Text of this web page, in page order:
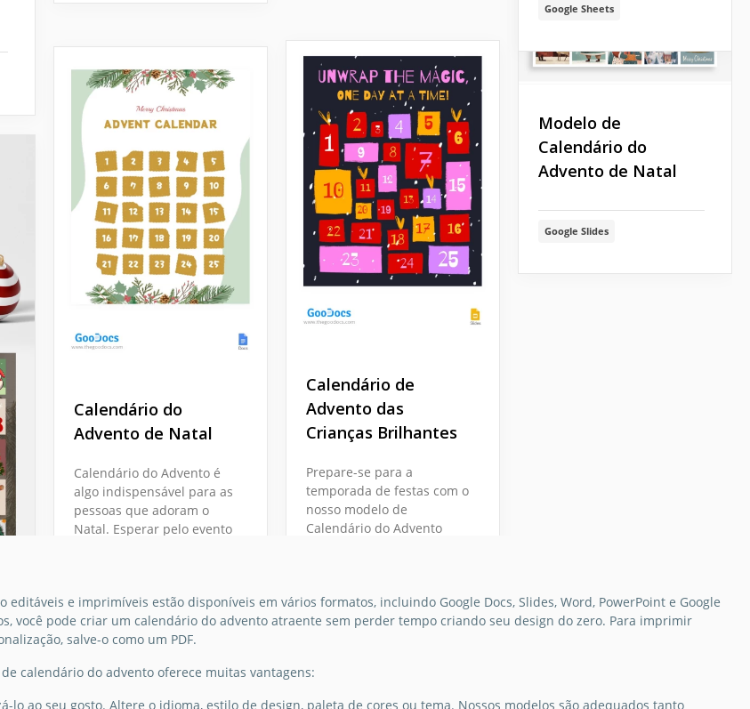
Modelo de
Calendário do
Advento de Natal
Google Slides
Calendário do
Advento de Natal
Calendário do Advento é
algo indispensável para as
pessoas que adoram o
Natal. Esperar pelo evento
Google Docs
Calendário de
Advento das
Crianças Brilhantes
Prepare-se para a
temporada de festas com o
nosso modelo de
Calendário do Advento
para a sua contagem
regressiva.
Google Sheets
editáveis e imprimíveis estão disponíveis em vários formatos, incluindo Google Docs, Slides, Word, PowerPoint e Google
você pode criar um calendário do advento atraente sem perder tempo criando seu design do zero. Para imprimir
salve-o como um PDF.
calendário do advento oferece muitas vantagens:
lo ao seu gosto. Altere o idioma, estilo de design, paleta de cores ou tema. Nossos modelos são adequados tanto